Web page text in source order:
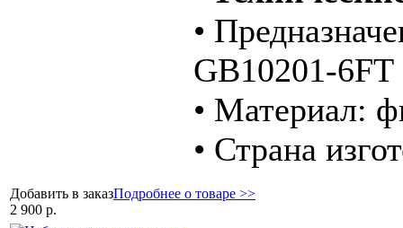
•
GB10201-
• Материал:
• Страна
Добавить в заказПодробнее о товаре >>
2 900 р.